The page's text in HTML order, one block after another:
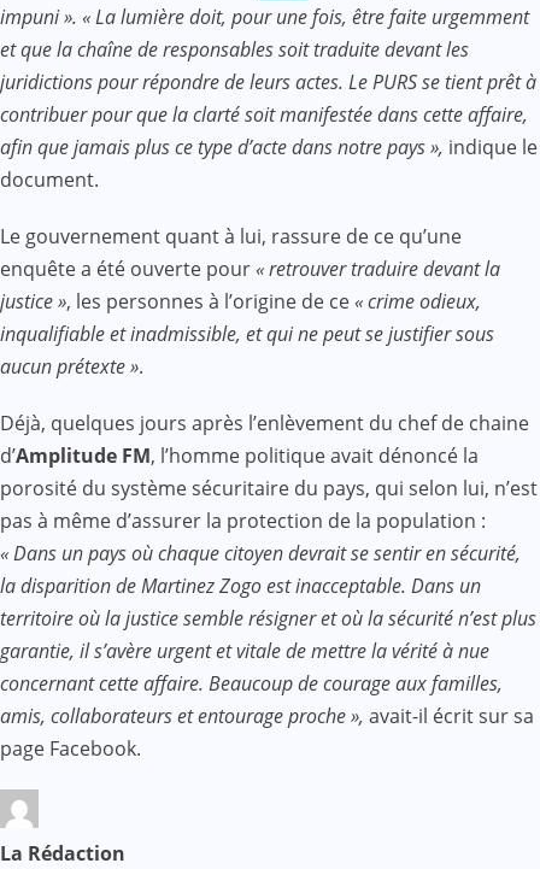
impuni ». « La lumière doit, pour une fois, être faite urgemment
et que la chaîne de responsables soit traduite devant les
juridictions pour répondre de leurs actes. Le PURS se tient prêt à
contribuer pour que la clarté soit manifestée dans cette affaire,
afin que jamais plus ce type d’acte dans notre pays », indique le
document.
Le gouvernement quant à lui, rassure de ce qu’une
enquête a été ouverte pour« retrouver traduire devant la
justice », les personnes à l’origine de ce« crime odieux,
inqualifiable et inadmissible, et qui ne peut se justifier sous
aucun prétexte ».
Déjà, quelques jours après l’enlèvement du chef de chaine
d’Amplitude FM, l’homme politique avait dénoncé la
porosité du système sécuritaire du pays, qui selon lui, n’est
pas à même d’assurer la protection de la population :
« Dans un pays où chaque citoyen devrait se sentir en sécurité,
la disparition de Martinez Zogo est inacceptable. Dans un
territoire où la justice semble résigner et où la sécurité n’est plus
garantie, il s’avère urgent et vitale de mettre la vérité à nue
concernant cette affaire. Beaucoup de courage aux familles,
amis, collaborateurs et entourage proche », avait-il écrit sur sa
page Facebook.
La Rédaction